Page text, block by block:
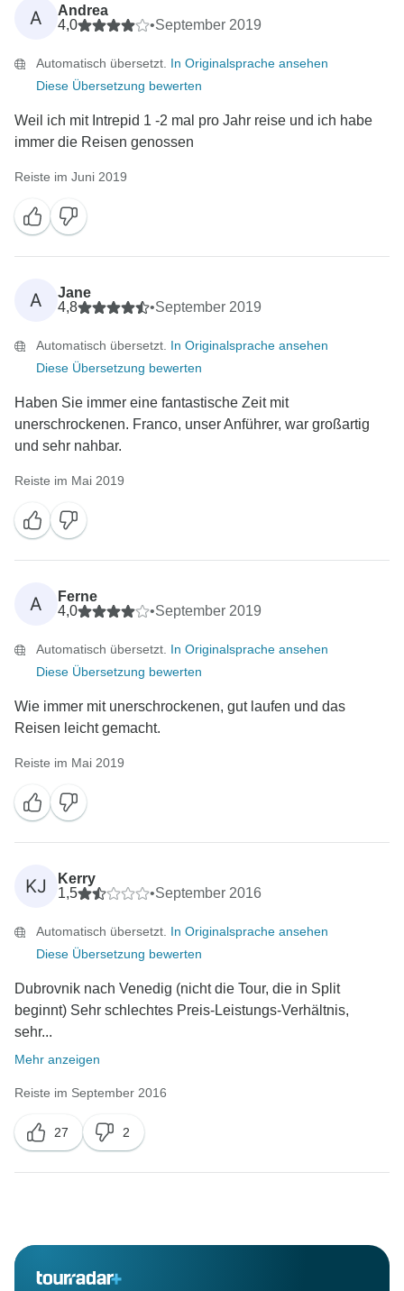
A
Andrea
4,0
•September 2019
Automatisch übersetzt. In Originalsprache ansehen
Diese Übersetzung bewerten
Weil ich mit Intrepid 1 -2 mal pro Jahr reise und ich habe
immer die Reisen genossen
Reiste im Juni 2019
A
Jane
4,8
•September 2019
Automatisch übersetzt. In Originalsprache ansehen
Diese Übersetzung bewerten
Haben Sie immer eine fantastische Zeit mit
unerschrockenen. Franco, unser Anführer, war großartig
und sehr nahbar.
Reiste im Mai 2019
A
Ferne
4,0
•September 2019
Automatisch übersetzt. In Originalsprache ansehen
Diese Übersetzung bewerten
Wie immer mit unerschrockenen, gut laufen und das
Reisen leicht gemacht.
Reiste im Mai 2019
KJ
Kerry
1,5
•September 2016
Automatisch übersetzt. In Originalsprache ansehen
Diese Übersetzung bewerten
Dubrovnik nach Venedig (nicht die Tour, die in Split
beginnt) Sehr schlechtes Preis-Leistungs-Verhältnis,
sehr...
Mehr anzeigen
Reiste im September 2016
27 2